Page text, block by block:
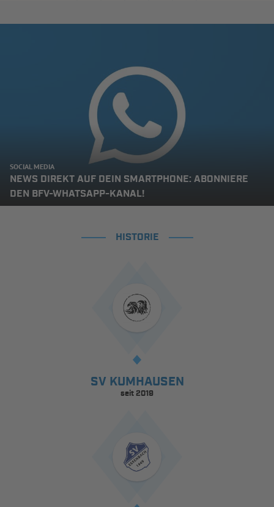
SOCIAL MEDIA
NEWS DIREKT AUF DEIN SMARTPHONE: ABONNIERE
DEN BFV-WHATSAPP-KANAL!
HISTORIE
SV KUMHAUSEN
seit 2019